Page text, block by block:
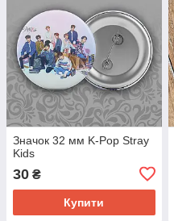
Значок 32 мм K-Pop Stray
Kids
30 ₴
Купити